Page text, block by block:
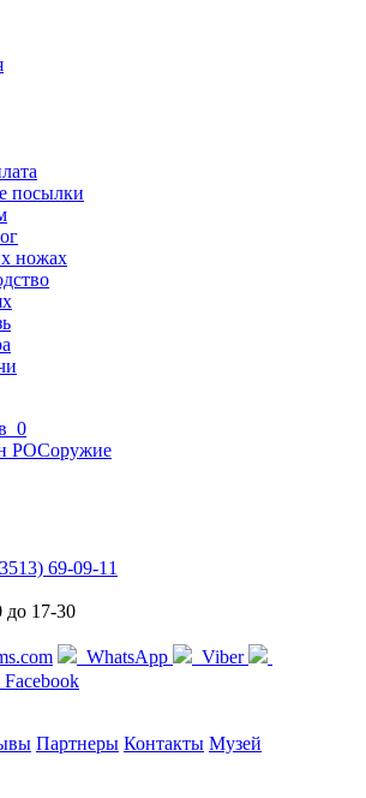
посылки
ножах
0
69-09-11
17-30
WhatsApp
Viber
Facebook
Партнеры Контакты Музей